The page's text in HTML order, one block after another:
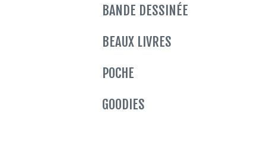
BANDE DESSINÉE
BEAUX LIVRES
POCHE
GOODIES